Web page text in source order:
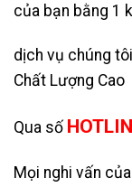
của bạn bằng 1
dịch vụ chúng
Chất Lượng Cao
Qua số
Mọi nghi vấn